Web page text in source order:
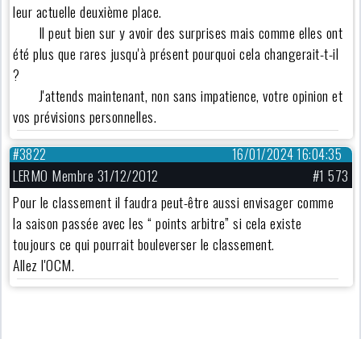
leur actuelle deuxième place.
Il peut bien sur y avoir des surprises mais comme elles ont
été plus que rares jusqu'à présent pourquoi cela changerait-t-il
?
J'attends maintenant, non sans impatience, votre opinion et
vos prévisions personnelles.
16/01/2024 16:04:35
#3822
LERMO Membre 31/12/2012
#1 573
Pour le classement il faudra peut-être aussi envisager comme
la saison passée avec les “ points arbitre” si cela existe
toujours ce qui pourrait bouleverser le classement.
Allez l'OCM.